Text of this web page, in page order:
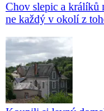
Chov slepic a králíků
ne každý v okolí z